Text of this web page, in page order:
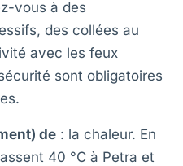
vous à des
des collées au
avec les feux
sont obligatoires
de : la chaleur. En
40 °C à Petra et